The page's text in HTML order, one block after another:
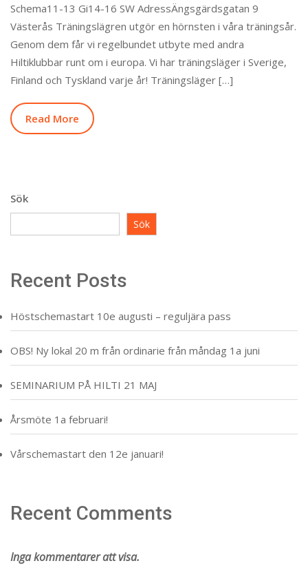
Schema11-13 Gi14-16 SW AdressÄngsgärdsgatan 9
Västerås Träningslägren utgör en hörnsten i våra träningsår.
Genom dem får vi regelbundet utbyte med andra
Hiltiklubbar runt om i europa. Vi har träningsläger i Sverige,
Finland och Tyskland varje år! Träningsläger […]
Read More
Sök
Sök
Recent Posts
Höstschemastart 10e augusti – reguljära pass
OBS! Ny lokal 20 m från ordinarie från måndag 1a juni
SEMINARIUM PÅ HILTI 21 MAJ
Årsmöte 1a februari!
Vårschemastart den 12e januari!
Recent Comments
Inga kommentarer att visa.